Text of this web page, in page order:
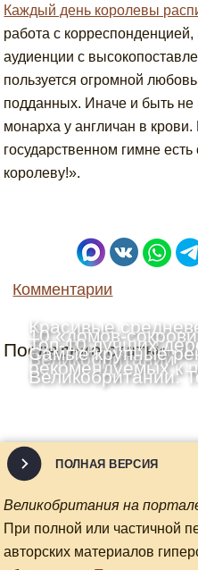
Каждый день королевы
работа с
аудиенции с
пользуется огромной
подданных. Иначе и быть не
монарха у англичан в
государственном гимне
королеву!».
Комментарии
Последние статьи
Красивые
Шотландии: Топ-10
10 «домов-
Великобритании
Топ-10 лучших
рекомендуемых к
Самые крупные
Великобритании:
ПОЛНАЯ ВЕРСИЯ
Великобритания на
При полной или частичной
авторских материалов